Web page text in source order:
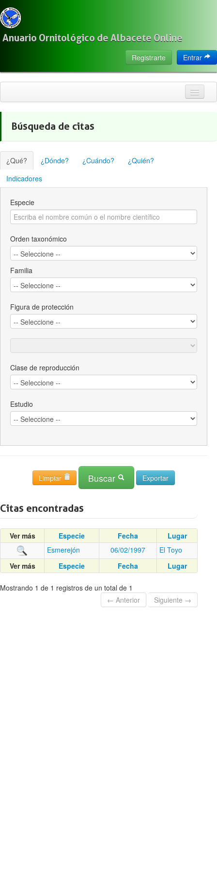
Anuario Ornitológico de Albacete Online
Entrar
Registrarte
Citas
Localización
Observadores
Acerca de
Búsqueda de citas
¿Qué? ¿Dónde? ¿Cuándo?
¿Quién?
Indicadores
Especie
Orden taxonómico
Familia
Figura de protección
Clase de reproducción
Estudio
Limpiar Buscar
Citas encontradas
Ver más Especie Fecha
Lugar
Esmerejón
06/02/1997
El Toyo
Ver más
Especie Fecha Lugar
Mostrando 1 de 1 registros de un total de 1
← Anterior
Siguiente →